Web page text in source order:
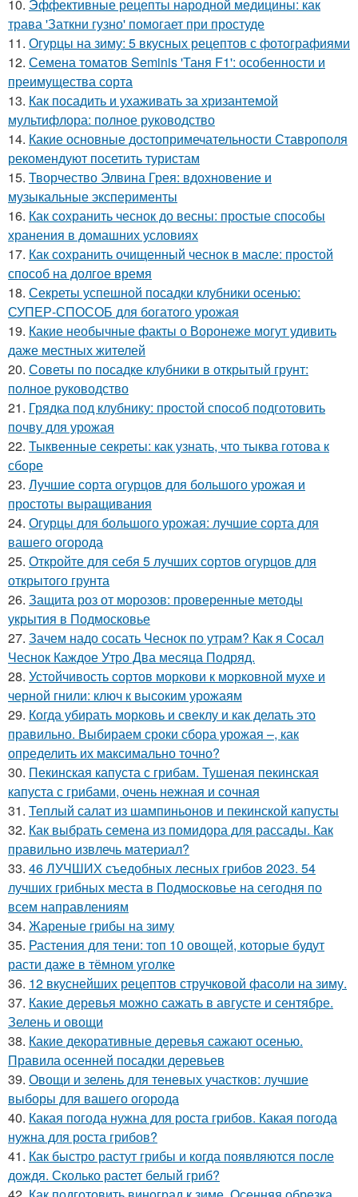
10. Эффективные рецепты народной медицины: как
трава 'Заткни гузно' помогает при простуде
11. Огурцы на зиму: 5 вкусных рецептов с фотографиями
12. Семена томатов Seminis 'Таня F1': особенности и
преимущества сорта
13. Как посадить и ухаживать за хризантемой
мультифлора: полное руководство
14. Какие основные достопримечательности Ставрополя
рекомендуют посетить туристам
15. Творчество Элвина Грея: вдохновение и
музыкальные эксперименты
16. Как сохранить чеснок до весны: простые способы
хранения в домашних условиях
17. Как сохранить очищенный чеснок в масле: простой
способ на долгое время
18. Секреты успешной посадки клубники осенью:
СУПЕР-СПОСОБ для богатого урожая
19. Какие необычные факты о Воронеже могут удивить
даже местных жителей
20. Советы по посадке клубники в открытый грунт:
полное руководство
21. Грядка под клубнику: простой способ подготовить
почву для урожая
22. Тыквенные секреты: как узнать, что тыква готова к
сборе
23. Лучшие сорта огурцов для большого урожая и
простоты выращивания
24. Огурцы для большого урожая: лучшие сорта для
вашего огорода
25. Откройте для себя 5 лучших сортов огурцов для
открытого грунта
26. Защита роз от морозов: проверенные методы
укрытия в Подмосковье
27. Зачем надо сосать Чеснок по утрам? Как я Сосал
Чеснок Каждое Утро Два месяца Подряд.
28. Устойчивость сортов моркови к морковной мухе и
черной гнили: ключ к высоким урожаям
29. Когда убирать морковь и свеклу и как делать это
правильно. Выбираем сроки сбора урожая –, как
определить их максимально точно?
30. Пекинская капуста с грибам. Тушеная пекинская
капуста с грибами, очень нежная и сочная
31. Теплый салат из шампиньонов и пекинской капусты
32. Как выбрать семена из помидора для рассады. Как
правильно извлечь материал?
33. 46 ЛУЧШИХ съедобных лесных грибов 2023. 54
лучших грибных места в Подмосковье на сегодня по
всем направлениям
34. Жареные грибы на зиму
35. Растения для тени: топ 10 овощей, которые будут
расти даже в тёмном уголке
36. 12 вкуснейших рецептов стручковой фасоли на зиму.
37. Какие деревья можно сажать в августе и сентябре.
Зелень и овощи
38. Какие декоративные деревья сажают осенью.
Правила осенней посадки деревьев
39. Овощи и зелень для теневых участков: лучшие
выборы для вашего огорода
40. Какая погода нужна для роста грибов. Какая погода
нужна для роста грибов?
41. Как быстро растут грибы и когда появляются после
дождя. Сколько растет белый гриб?